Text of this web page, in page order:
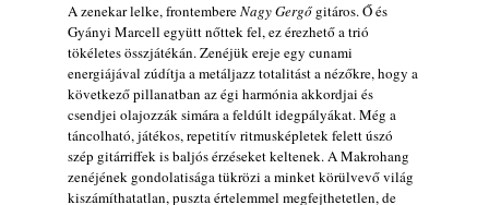
A zenekar lelke, frontembereNagy Gergő gitáros. Ő és
Gyányi Marcell együtt nőttek fel, ez érezhető a trió
tökéletes összjátékán. Zenéjük ereje egy cunami
energiájával zúdítja a metáljazz totalitást a nézőkre, hogy a
következő pillanatban az égi harmónia akkordjai és
csendjei olajozzák simára a feldúlt idegpályákat. Még a
táncolható, játékos, repetitív ritmusképletek felett úszó
szép gitárriffek is baljós érzéseket keltenek. A Makrohang
zenéjének gondolatisága tükrözi a minket körülvevő világ
kiszámíthatatlan, puszta értelemmel megfejthetetlen, de